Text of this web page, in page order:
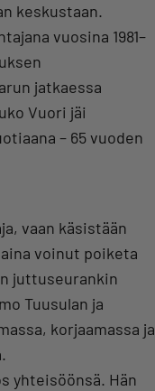
keskustaan.
vuosina 1981–
jatkaessa
Vuori jäi
– 65 vuoden
vaan käsistään
voinut poiketa
juttuseurankin
Tuusulan ja
korjaamassa ja
yhteisöönsä. Hän